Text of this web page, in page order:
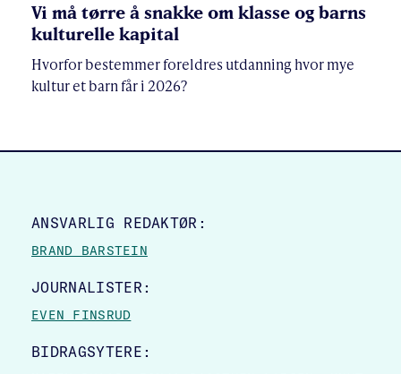
Vi må tørre å snakke om klasse og barns
kulturelle kapital
Hvorfor bestemmer foreldres utdanning hvor mye
kultur et barn får i 2026?
SITE FOOTER
ANSVARLIG REDAKTØR:
BRAND BARSTEIN
JOURNALISTER:
EVEN FINSRUD
BIDRAGSYTERE: